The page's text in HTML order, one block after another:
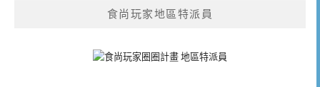
食尚玩家地區特派員